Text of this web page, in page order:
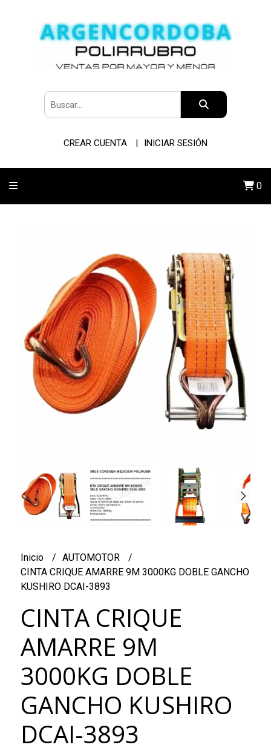
CREAR CUENTA INICIAR SESIÓN
0
Inicio
AUTOMOTOR
CINTA CRIQUE AMARRE 9M 3000KG DOBLE GANCHO
KUSHIRO DCAI-3893
CINTA CRIQUE
AMARRE 9M
3000KG DOBLE
GANCHO KUSHIRO
DCAI-3893